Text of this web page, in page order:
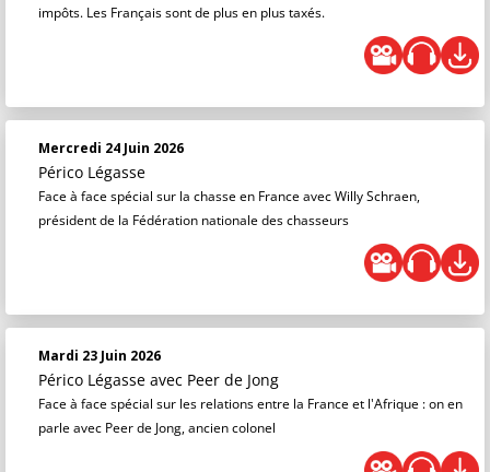
impôts. Les Français sont de plus en plus taxés.
Mercredi 24 Juin 2026
Périco Légasse
Face à face spécial sur la chasse en France avec Willy Schraen,
président de la Fédération nationale des chasseurs
Mardi 23 Juin 2026
Périco Légasse avec Peer de Jong
Face à face spécial sur les relations entre la France et l'Afrique : on en
parle avec Peer de Jong, ancien colonel